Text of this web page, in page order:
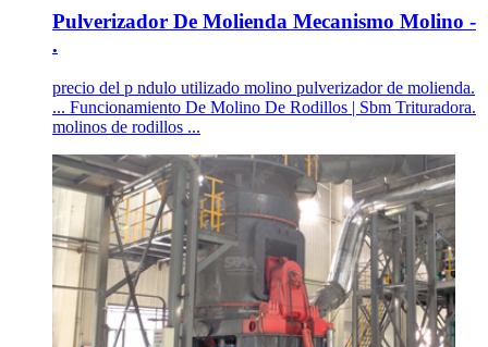
Pulverizador De Molienda Mecanismo Molino -
.
precio del p ndulo utilizado molino pulverizador de molienda.
... Funcionamiento De Molino De Rodillos | Sbm Trituradora.
molinos de rodillos ...